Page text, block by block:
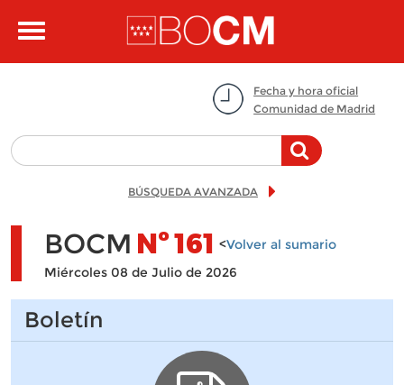
Toggle
Fecha y hora oficial
Comunidad de Madrid
BÚSQUEDA AVANZADA
BOCM Nº161 <Volver al sumario
Miércoles 08 de Julio de 2026
Boletín